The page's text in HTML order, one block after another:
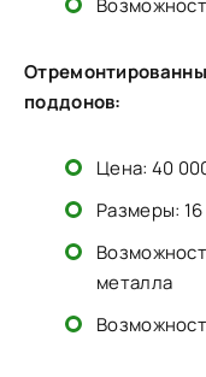
поддонов:
Цена: 40
Размеры:
металла